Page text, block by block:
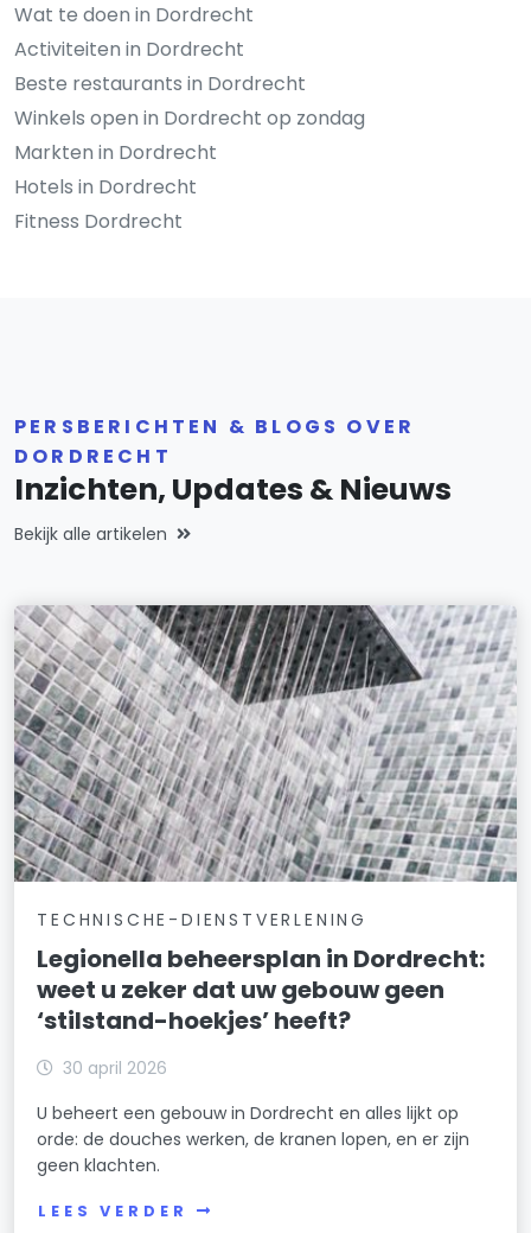
Wat te doen in Dordrecht
Activiteiten in Dordrecht
Beste restaurants in Dordrecht
Winkels open in Dordrecht op zondag
Markten in Dordrecht
Hotels in Dordrecht
Fitness Dordrecht
PERSBERICHTEN & BLOGS OVER
DORDRECHT
Inzichten, Updates & Nieuws
Bekijk alle artikelen
TECHNISCHE-DIENSTVERLENING
Legionella beheersplan in Dordrecht:
weet u zeker dat uw gebouw geen
‘stilstand-hoekjes’ heeft?
30 april 2026
U beheert een gebouw in Dordrecht en alles lijkt op
orde: de douches werken, de kranen lopen, en er zijn
geen klachten.
LEES VERDER